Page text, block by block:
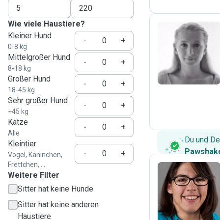
Wie viele Haustiere?
Kleiner Hund
0-8 kg
-
+
Mittelgroßer Hund
8-18 kg
-
+
Großer Hund
18-45 kg
-
+
Sehr großer Hund
+45 kg
-
+
Katze
Alle
-
+
Kleintier
Vogel, Kaninchen,
Frettchen, ...
- +
Weitere Filter
Sitter hat keine Hunde
Sitter hat keine anderen
Haustiere
E
Du und
C